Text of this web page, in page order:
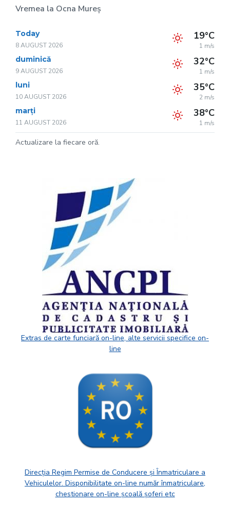
Vremea la Ocna Mureș
Today
8 AUGUST 2026
19°C
1 m/s
duminică
9 AUGUST 2026
32°C
1 m/s
luni
10 AUGUST 2026
35°C
2 m/s
marți
11 AUGUST 2026
38°C
1 m/s
Actualizare la fiecare oră.
Extras de carte funciară on-line, alte servicii specifice on-
line
Direcția Regim Permise de Conducere și Înmatriculare a
Vehiculelor. Disponibilitate on-line număr înmatriculare,
chestionare on-line școală șoferi etc